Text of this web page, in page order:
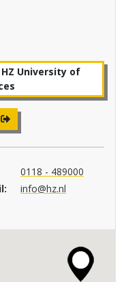
University of
0118 - 489000
info@hz.nl